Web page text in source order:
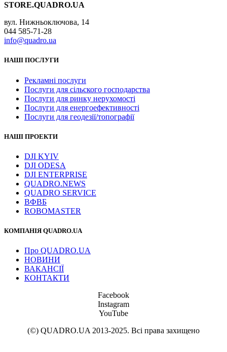
STORE.QUADRO.UA
вул. Нижньоключова, 14
044 585-71-28
info@quadro.ua
НАШІ ПОСЛУГИ
Рекламні послуги
Послуги для сільского господарства
Послуги для ринку нерухомості
Послуги для енергоефективності
Послуги для геодезії/топографії
НАШІ ПРОЕКТИ
DJI KYIV
DJI ODESA
DJI ENTERPRISE
QUADRO.NEWS
QUADRO SERVICE
ВФВБ
ROBOMASTER
КОМПАНІЯ QUADRO.UA
Про QUADRO.UA
НОВИНИ
ВАКАНСІЇ
КОНТАКТИ
Facebook
Instagram
YouTube
(©) QUADRO.UA 2013-2025. Всі права захищено